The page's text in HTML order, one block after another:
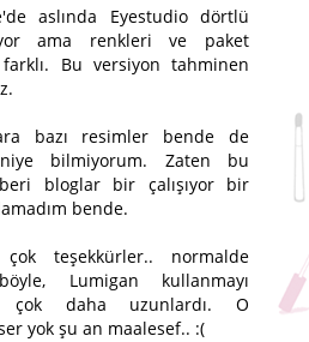
aslında Eyestudio dörtlü
ama renkleri ve paket
farklı. Bu versiyon tahminen
bazı resimler bende de
niye bilmiyorum. Zaten bu
bloglar bir çalışıyor bir
bende.
teşekkürler.. normalde
Lumigan kullanmayı
çok daha uzunlardı. O
yok şu an maalesef.. :(